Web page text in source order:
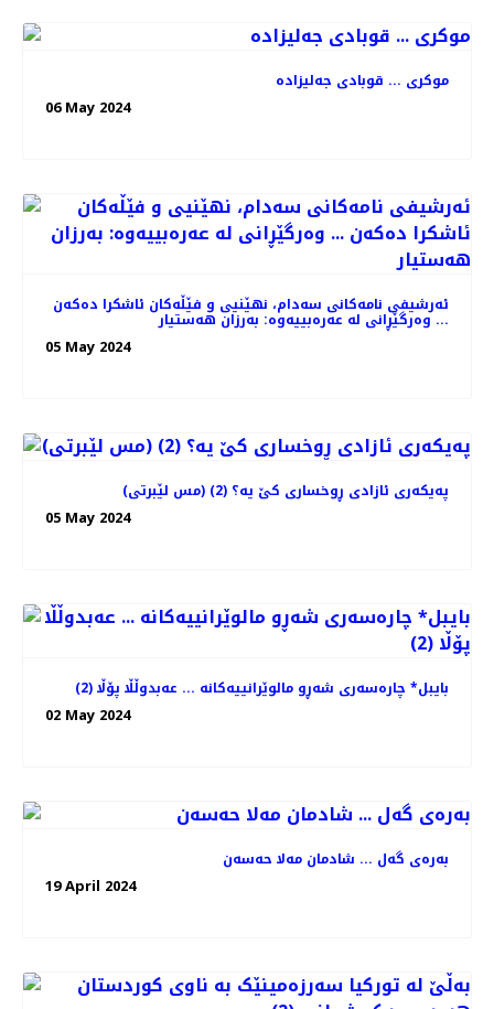
موکری ... قوبادی جەلیزادە
06 May 2024
ئەرشیفی نامەکانی سەدام، نهێنیی و فێڵەکان ئاشکرا دەکەن
... وەرگێڕانی لە عەرەبییەوە: بەرزان هەستیار
05 May 2024
(مس لێبرتی) پەیکەری ئازادی ڕوخساری کێ یە؟ (2)
05 May 2024
بایبل* چارەسەری شەڕو مالوێرانییەکانە ... عەبدوڵڵا پۆڵا (2)
02 May 2024
بەرەی گەل ... شادمان مەلا حەسەن
19 April 2024